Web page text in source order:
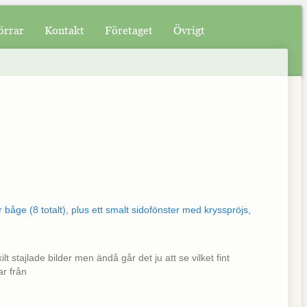
Kontakt Företaget Övrigt
stajlade bilder men ändå går det ju att se vilket fint
från